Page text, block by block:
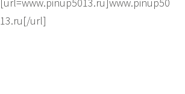
[url=www.pinup5013.ru]www.pinup50
13.ru[/url]